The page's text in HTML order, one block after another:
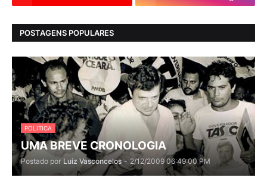
POSTAGENS POPULARES
POLITICA
UMA BREVE CRONOLOGIA
Postado por Luiz Vasconcelos - 2/12/2009 06:49:00 PM